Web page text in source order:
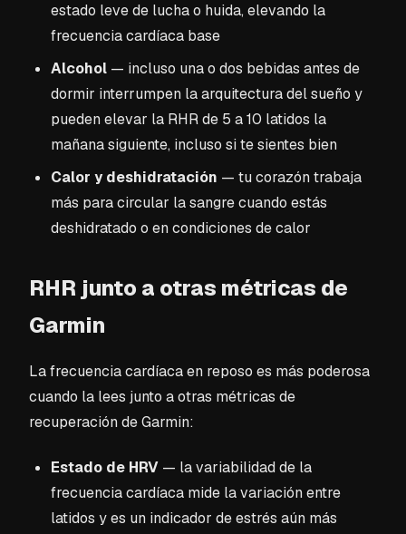
estado leve de lucha o huida, elevando la
frecuencia cardíaca base
Alcohol — incluso una o dos bebidas antes de
dormir interrumpen la arquitectura del sueño y
pueden elevar la RHR de 5 a 10 latidos la
mañana siguiente, incluso si te sientes bien
Calor y deshidratación — tu corazón trabaja
más para circular la sangre cuando estás
deshidratado o en condiciones de calor
RHR junto a otras métricas de
Garmin
La frecuencia cardíaca en reposo es más poderosa
cuando la lees junto a otras métricas de
recuperación de Garmin:
Estado de HRV — la variabilidad de la
frecuencia cardíaca mide la variación entre
latidos y es un indicador de estrés aún más